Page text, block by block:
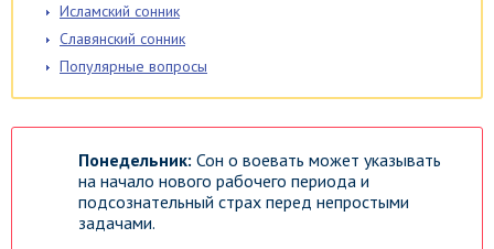
Исламский сонник
Славянский сонник
Популярные вопросы
Понедельник: Сон о воевать может указывать
на начало нового рабочего периода и
подсознательный страх перед непростыми
задачами.